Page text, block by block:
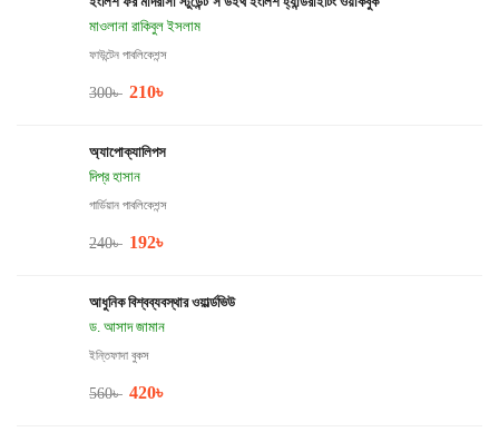
মাওলানা রাকিবুল ইসলাম
ফাউন্টেন পাবলিকেশন্স
300৳ 210৳
অ্যাপোক্যালিপস
দিপ্র হাসান
গার্ডিয়ান পাবলিকেশন্স
240৳ 192৳
আধুনিক বিশ্বব্যবস্থার ওয়ার্ল্ডভিউ
ড. আসাদ জামান
ইন্তিফাদা বুকস
560৳ 420৳